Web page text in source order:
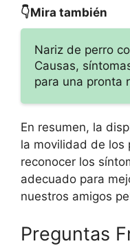
👇Mira también
Nariz de perro
Causas,
para una pronta
En resumen, la
la movilidad de los
reconocer los
adecuado para
nuestros amigos
Preguntas